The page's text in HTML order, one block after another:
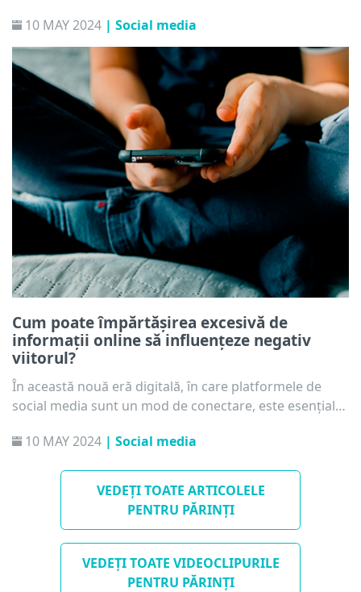
10 MAY 2024 | Social media
Cum poate împărtășirea excesivă de
informații online să influențeze negativ
viitorul?
În această nouă eră digitală, în care platformele de
social media sunt un mod de conectare, este esențial
exces, mai ales pentru copii.
10 MAY 2024 | Social media
VEDEȚI TOATE ARTICOLELE
PENTRU PĂRINȚI
VEDEȚI TOATE VIDEOCLIPURILE
PENTRU PĂRINȚI